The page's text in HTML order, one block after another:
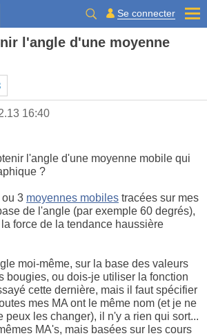
Se connecter
l'angle d'une moyenne
16:40
l'angle d'une moyenne mobile qui
?
ou 3 moyennes mobiles tracées sur mes
de l'angle (par exemple 60 degrés),
force de la tendance haussière
moi-même, sur la base des valeurs
bougies, ou dois-je utiliser la fonction
cette dernière, mais il faut spécifier
mes MA ont le même nom (et je ne
peux les changer), il n'y a rien qui sort...
MA's, mais basées sur les cours